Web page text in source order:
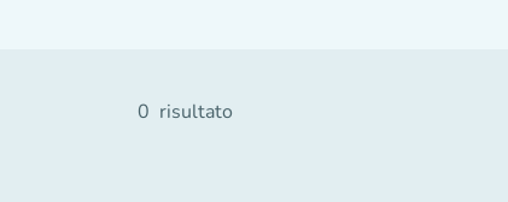
0 risultato